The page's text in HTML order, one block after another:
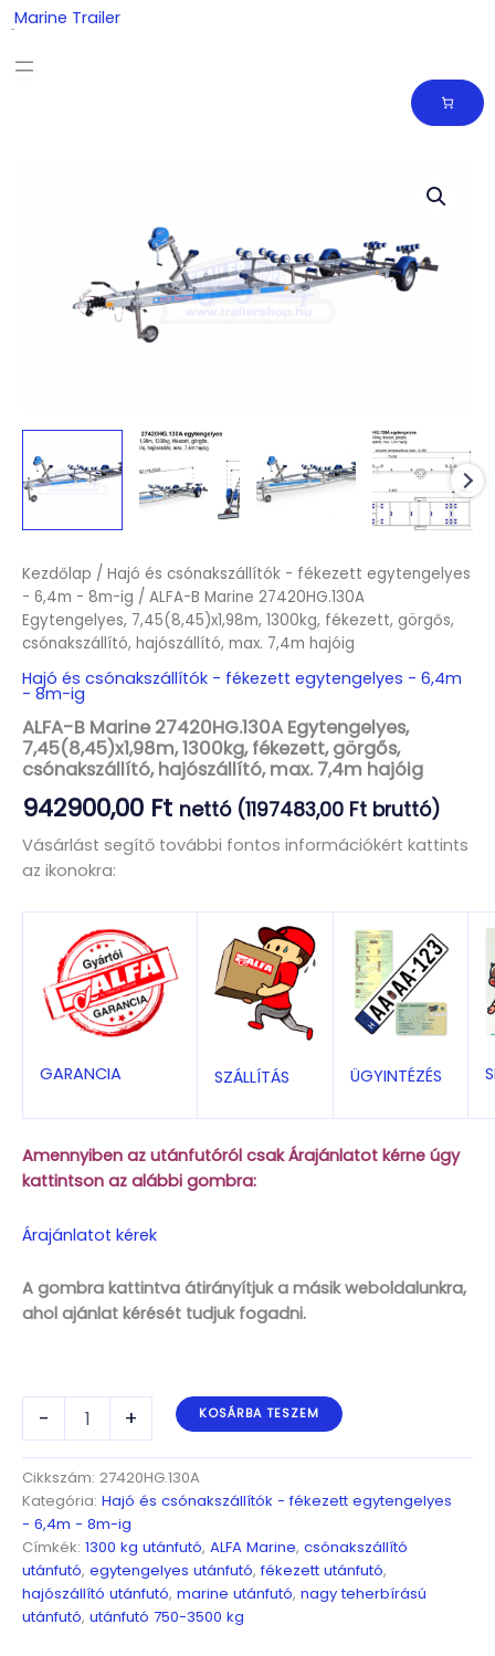
Skip
to
content
Marine Trailer
Kezdőlap / Hajó és csónakszállítók - fékezett egytengelyes
- 6,4m - 8m-ig / ALFA-B Marine 27420HG.130A
Egytengelyes, 7,45(8,45)x1,98m, 1300kg, fékezett, görgős,
csónakszállító, hajószállító, max. 7,4m hajóig
Hajó és csónakszállítók - fékezett egytengelyes - 6,4m
- 8m-ig
ALFA-B Marine 27420HG.130A Egytengelyes,
7,45(8,45)x1,98m, 1300kg, fékezett, görgős,
csónakszállító, hajószállító, max. 7,4m hajóig
942900,00 Ft nettó (1197483,00 Ft bruttó)
Vásárlást segítő további fontos információkért kattints
az ikonokra:
GARANCIA SZÁLLÍTÁS ÜGYINTÉZÉS
Amennyiben az utánfutóról csak Árajánlatot kérne úgy
kattintson az alábbi gombra:
Árajánlatot kérek
A gombra kattintva átirányítjuk a másik weboldalunkra,
ahol ajánlat kérését tudjuk fogadni.
-
27420HG.130A
Egytengelyes,
7,45(8,45)x1,98m,
1300kg,
fékezett,
görgős,
csónakszállító,
hajószállító,
+ KOSÁRBA TESZEM
Cikkszám: 27420HG.130A
Kategória: Hajó és csónakszállítók - fékezett egytengelyes
- 6,4m - 8m-ig
Címkék: 1300 kg utánfutó, ALFA Marine, csónakszállító
utánfutó, egytengelyes utánfutó,fékezett utánfutó,
hajószállító utánfutó, marine utánfutó, nagy teherbírású
utánfutó, utánfutó 750-3500 kg